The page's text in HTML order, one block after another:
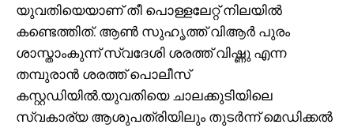
യുവതിയെയാണ് തീ പൊള്ളലേറ്റ് നിലയില്‍
കണ്ടെത്തിത്. ആണ്‍ സുഹൃത്ത് വിആർ പുരം
ശാസ്താംകുന്ന് സ്വദേശി ശരത്ത് വിഷ്ണു എന്ന
തമ്പുരാൻ ശരത്ത് പൊലീസ്
കസ്റ്റഡിയില്‍.യുവതിയെ ചാലക്കുടിയിലെ
സ്വകാര്യ ആശുപത്രിയിലും തുടർന്ന് മെഡിക്കല്‍